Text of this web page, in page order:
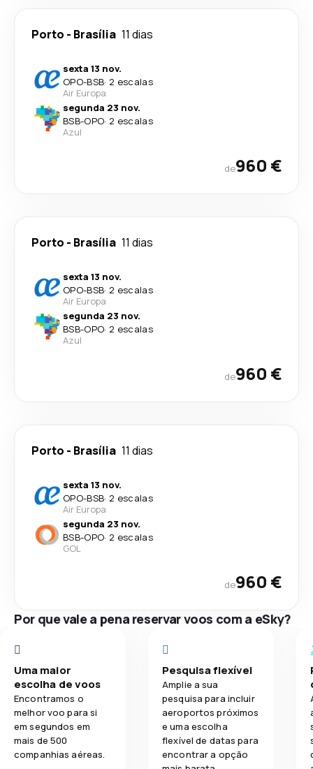
Porto - Brasília 11 dias
sexta 13 nov.
OPO-BSB· 2 escalas
Air Europa
segunda 23 nov.
BSB-OPO· 2 escalas
Azul
de960 €
Porto - Brasília 11 dias
sexta 13 nov.
OPO-BSB· 2 escalas
Air Europa
segunda 23 nov.
BSB-OPO· 2 escalas
Azul
de960 €
Porto - Brasília 11 dias
sexta 13 nov.
OPO-BSB· 2 escalas
Air Europa
segunda 23 nov.
BSB-OPO· 2 escalas
GOL
de960 €
Por que vale a pena reservar voos com a eSky?
Uma maior
escolha de voos
Encontramos o
melhor voo para si
em segundos em
mais de 500
companhias aéreas.
Pesquisa flexível
Amplie a sua
pesquisa para incluir
aeroportos próximos
e uma escolha
flexível de datas para
encontrar a opção